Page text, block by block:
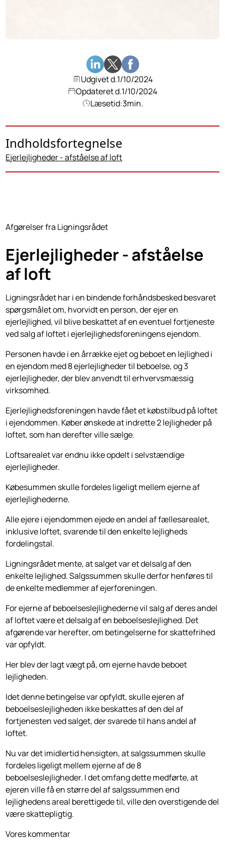
Udgivet d.1/10/2024
Opdateret d.1/10/2024
Læsetid:3min.
Indholdsfortegnelse
Ejerlejligheder - afståelse af loft
Afgørelser fra Ligningsrådet
Ejerlejligheder - afståelse
af loft
Ligningsrådet har i en bindende forhåndsbesked besvaret
spørgsmålet om, hvorvidt en person, der ejer en
ejerlejlighed, vil blive beskattet af en eventuel fortjeneste
ved salg af loftet i ejerlejlighedsforeningens ejendom.
Personen havde i en årrække ejet og beboet en lejlighed i
en ejendom med 8 ejerlejligheder til beboelse, og 3
ejerlejligheder, der blev anvendt til erhvervsmæssig
virksomhed.
Ejerlejlighedsforeningen havde fået et købstilbud på loftet
i ejendommen. Køber ønskede at indrette 2 lejligheder på
loftet, som han derefter ville sælge.
Loftsarealet var endnu ikke opdelt i selvstændige
ejerlejligheder.
Købesummen skulle fordeles ligeligt mellem ejerne af
ejerlejlighederne.
Alle ejere i ejendommen ejede en andel af fællesarealet,
inklusive loftet, svarende til den enkelte lejligheds
fordelingstal.
Ligningsrådet mente, at salget var et delsalg af den
enkelte lejlighed. Salgssummen skulle derfor henføres til
de enkelte medlemmer af ejerforeningen.
For ejerne af beboelseslejlighederne vil salg af deres andel
af loftet være et delsalg af en beboelseslejlighed. Det
afgørende var herefter, om betingelserne for skattefrihed
var opfyldt.
Her blev der lagt vægt på, om ejerne havde beboet
lejligheden.
Idet denne betingelse var opfyldt, skulle ejeren af
beboelseslejligheden ikke beskattes af den del af
fortjenesten ved salget, der svarede til hans andel af
loftet.
Nu var det imidlertid hensigten, at salgssummen skulle
fordeles ligeligt mellem ejerne af de 8
beboelseslejligheder. I det omfang dette medførte, at
ejeren ville få en større del af salgssummen end
lejlighedens areal berettigede til, ville den overstigende del
være skattepligtig.
Vores kommentar